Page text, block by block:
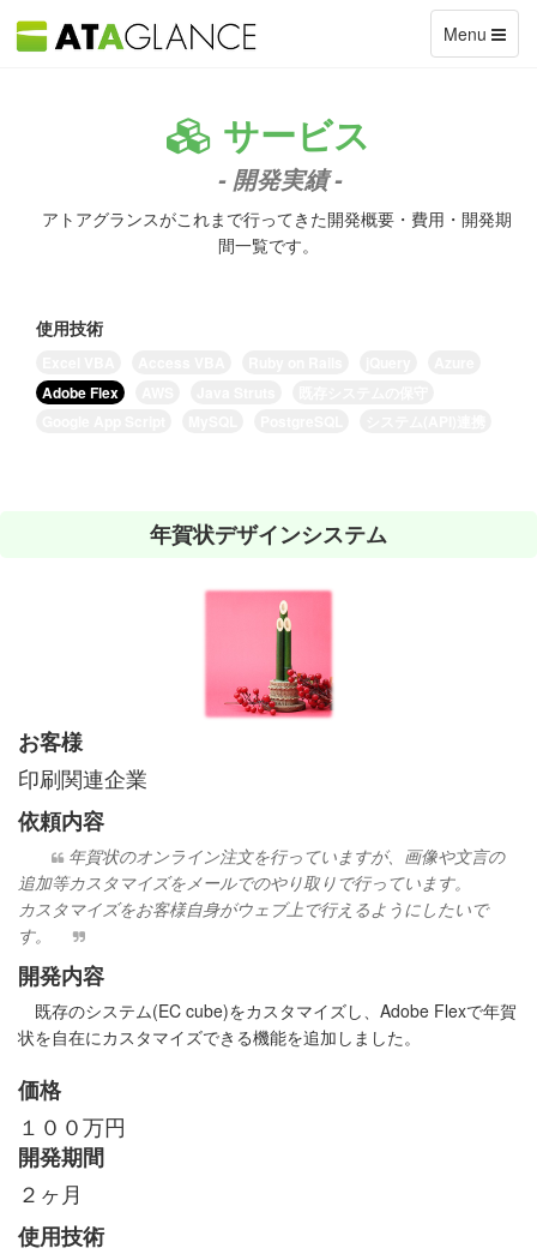
Toggle
navigation
Menu
サービス
- 開発実績 -
アトアグランスがこれまで行ってきた開発概要・費用・開発期
間一覧です。
使用技術
Adobe Flex
年賀状デザインシステム
お客様
印刷関連企業
依頼内容
年賀状のオンライン注文を行っていますが、画像や文言の
追加等カスタマイズをメールでのやり取りで行っています。
カスタマイズをお客様自身がウェブ上で行えるようにしたいで
す。
開発内容
既存のシステム(EC cube)をカスタマイズし、Adobe Flexで年賀
状を自在にカスタマイズできる機能を追加しました。
価格
１００万円
開発期間
２ヶ月
使用技術